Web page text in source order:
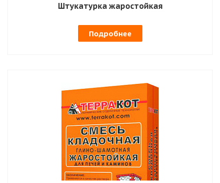
Штукатурка жаростойкая
Подробнее